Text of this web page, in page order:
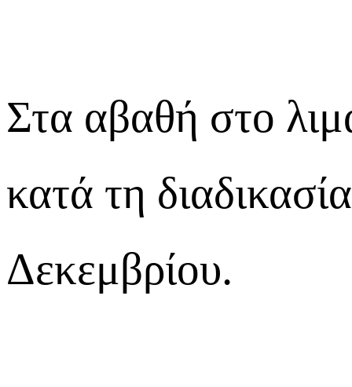
Στα αβαθή στο
κατά τη
Δεκεμβρίου.